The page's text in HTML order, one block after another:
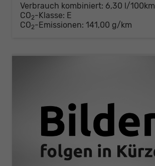
Verbrauch kombiniert: 6,30 l/100km
CO2-Klasse: E
CO2-Emissionen: 141,00 g/km